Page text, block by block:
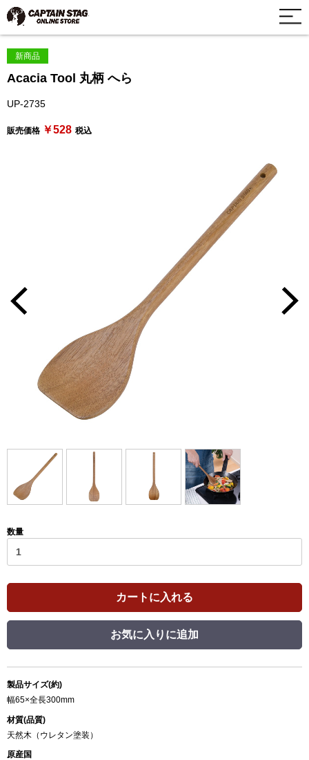
新商品
Acacia Tool 丸柄 へら
UP-2735
販売価格 ￥528 税込
数量
カートに入れる
お気に入りに追加
製品サイズ(約)
幅65×全長300mm
材質(品質)
天然木（ウレタン塗装）
原産国